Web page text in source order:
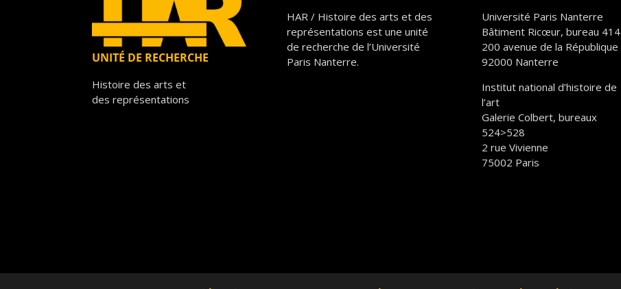
UNITÉ DE RECHERCHE
Histoire des arts et
des représentations
HAR / Histoire des arts et des
représentations est une unité
de recherche de l’Université
Paris Nanterre.
Université Paris Nanterre
Bâtiment Ricœur, bureau 414
200 avenue de la République
92000 Nanterre
Institut national d’histoire de
l’art
Galerie Colbert, bureaux
524>528
2 rue Vivienne
75002 Paris